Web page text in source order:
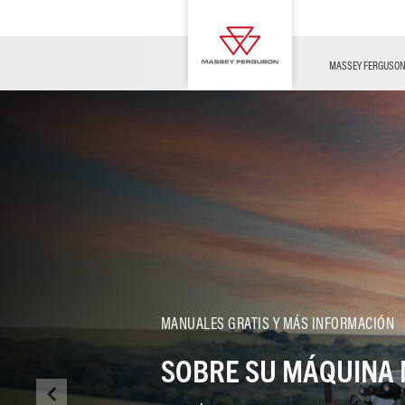
MASSEY FERGUSON
Ganadería
agrícolas
Viñedos y fruta
Innovación
AGCO Parts y Servicios
Noticias
MANUALES GRATIS Y MÁS INFORMACIÓN
SOBRE SU MÁQUINA